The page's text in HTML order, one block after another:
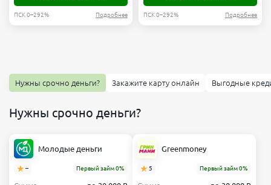
ПСК 0–292% Подробнее ПСК 0–292% Подробнее
Нужны срочно деньги? Закажите карту онлайн Выгодные
Нужны срочно деньги?
Молодые деньги
– Первый займ 0%
Greenmoney
5 Первый займ 0%